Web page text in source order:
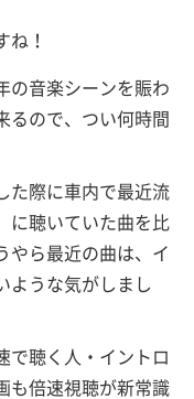
ね！
の音楽シーンを賑わ
るので、つい何時間
た際に車内で最近流
に聴いていた曲を比
やら最近の曲は、イ
ような気がしまし
で聴く人・イントロ
も倍速視聴が新常識